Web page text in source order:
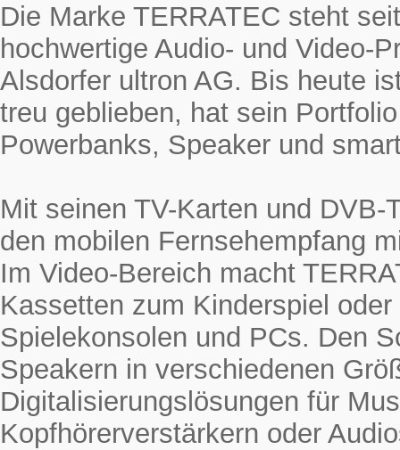
Die Marke TERRATEC steht
hochwertige Audio- und Video-
Alsdorfer ultron AG. Bis heute
treu geblieben, hat sein
Powerbanks, Speaker und
Mit seinen TV-Karten und
den mobilen Fernsehempfang
Im Video-Bereich macht
Kassetten zum Kinderspiel
Spielekonsolen und PCs. Den
Speakern in verschiedenen
Digitalisierungslösungen für
Kopfhörerverstärkern oder